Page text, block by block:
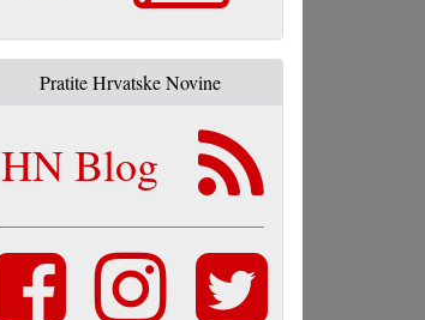
Pratite Hrvatske Novine
HN Blog